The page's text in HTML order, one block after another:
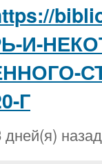
И-
Г
дней(я) назад